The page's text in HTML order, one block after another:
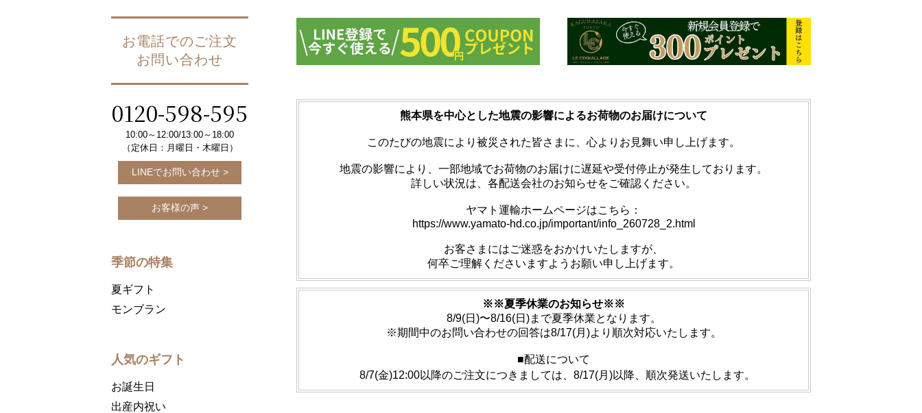
お電話でのご注文
お問い合わせ
0120-598-595
10:00～12:00/13:00～18:00
（定休日：月曜日・木曜日）
LINEでお問い合わせ >
お客様の声 >
季節の特集
夏ギフト
モンブラン
人気のギフト
お誕生日
出産内祝い
熊本県を中心とした地震の影響によるお荷物のお届けについて
このたびの地震により被災された皆さまに、 心よりお見舞い申し上げます。
地震の影響により、一部地域でお荷物のお届けに遅延や受付停止が発生しております。
詳しい状況は、 各配送会社のお知らせをご確認ください。
ヤマト運輸ホームページはこちら：
https://www.yamato-hd.co.jp/important/info_260728_2.html
お客さまにはご迷惑をおかけいたしますが、
何卒ご理解くださいますよう お願い申し上げます。
※※夏季休業のお知らせ※※
8/9(日)〜8/16(日)まで夏季休業となります。
※期間中のお問い合わせの回答は8/17(月)より順次対応いたします。
■配送について
8/7(金)12:00以降のご注文につきましては、8/17(月)以降、順次発送いたします。